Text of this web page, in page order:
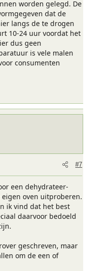
worden gelegd. De
dat de
langs de te drogen
10-24 uur voordat het
dus geen
is vele malen
consumenten
#7
een dehydrateer-
oven uitproberen.
ik vind dat het best
daarvoor bedoeld
geschreven, maar
om de een of